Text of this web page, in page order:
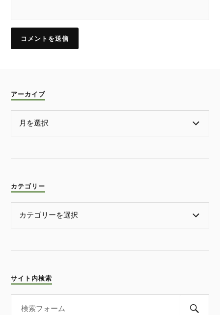
アーカイブ
カテゴリー
サイト内検索